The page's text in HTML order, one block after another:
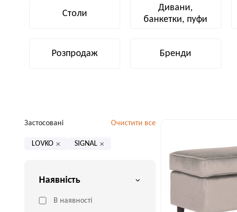
Столи
Дивани,
банкетки, пуфи
Розпродаж Бренди
Застосовані Очистити все
LOVKO SIGNAL
Наявність
В наявності